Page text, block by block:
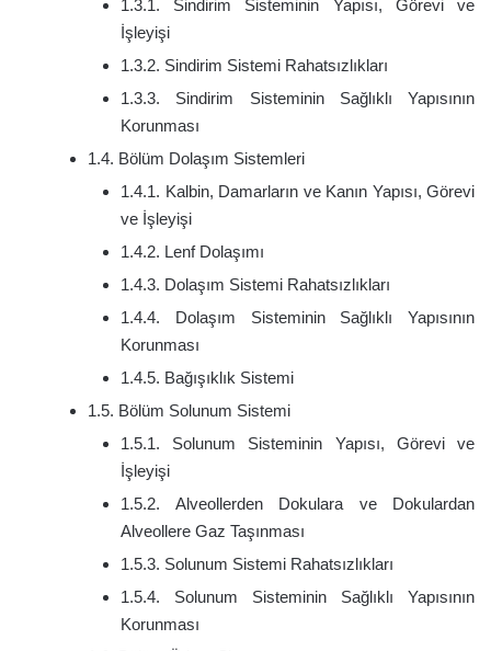
1.3.1. Sindirim Sisteminin Yapısı, Görevi ve
İşleyişi
1.3.2. Sindirim Sistemi Rahatsızlıkları
1.3.3. Sindirim Sisteminin Sağlıklı Yapısının
Korunması
1.4. Bölüm Dolaşım Sistemleri
1.4.1. Kalbin, Damarların ve Kanın Yapısı, Görevi
ve İşleyişi
1.4.2. Lenf Dolaşımı
1.4.3. Dolaşım Sistemi Rahatsızlıkları
1.4.4. Dolaşım Sisteminin Sağlıklı Yapısının
Korunması
1.4.5. Bağışıklık Sistemi
1.5. Bölüm Solunum Sistemi
1.5.1. Solunum Sisteminin Yapısı, Görevi ve
İşleyişi
1.5.2. Alveollerden Dokulara ve Dokulardan
Alveollere Gaz Taşınması
1.5.3. Solunum Sistemi Rahatsızlıkları
1.5.4. Solunum Sisteminin Sağlıklı Yapısının
Korunması